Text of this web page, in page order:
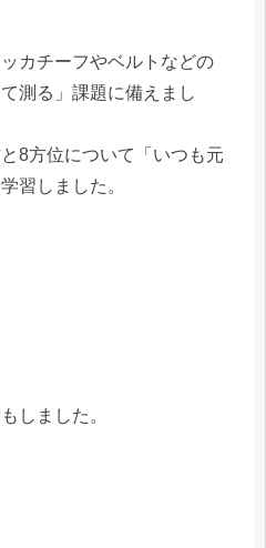
カチーフやベルトなどの
測る」課題に備えまし
8方位について「いつも元
習しました。
しました。